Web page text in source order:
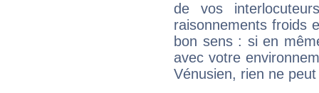
de vos
raisonnements froids
bon sens : si en
avec votre
Vénusien, rien ne